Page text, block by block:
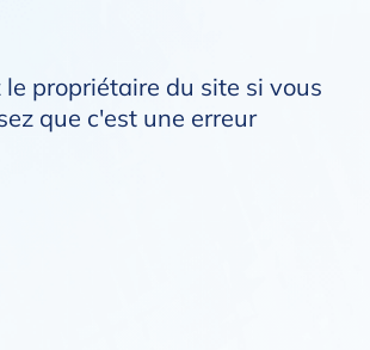
le propriétaire du site si vous
que c'est une erreur